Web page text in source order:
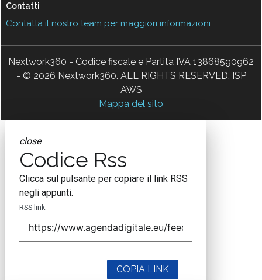
Contatti
Contatta il nostro team per maggiori informazioni
Nextwork360 - Codice fiscale e Partita IVA 13868590962
- © 2026 Nextwork360. ALL RIGHTS RESERVED. ISP
AWS
Mappa del sito
close
Codice Rss
Clicca sul pulsante per copiare il link RSS
negli appunti.
RSS link
COPIA LINK